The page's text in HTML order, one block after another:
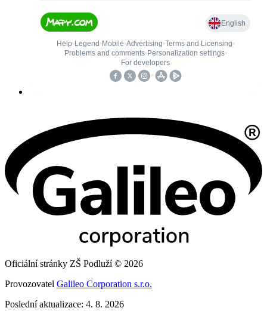
Oficiální stránky ZŠ Podluží © 2026
Provozovatel Galileo Corporation s.r.o.
Poslední aktualizace: 4. 8. 2026